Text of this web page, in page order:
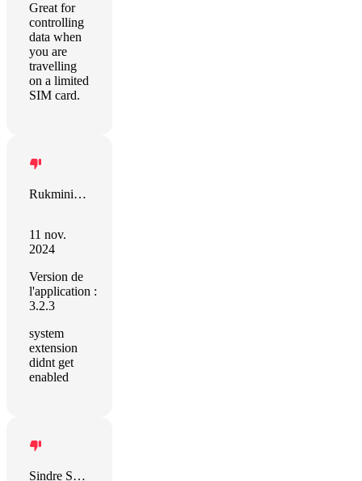
Great for
controlling
data when
you are
travelling
on a limited
SIM card.
Rukmini Mohana
11 nov.
2024
Version de
l'application :
3.2.3
system
extension
didnt get
enabled
Sindre Sorhus